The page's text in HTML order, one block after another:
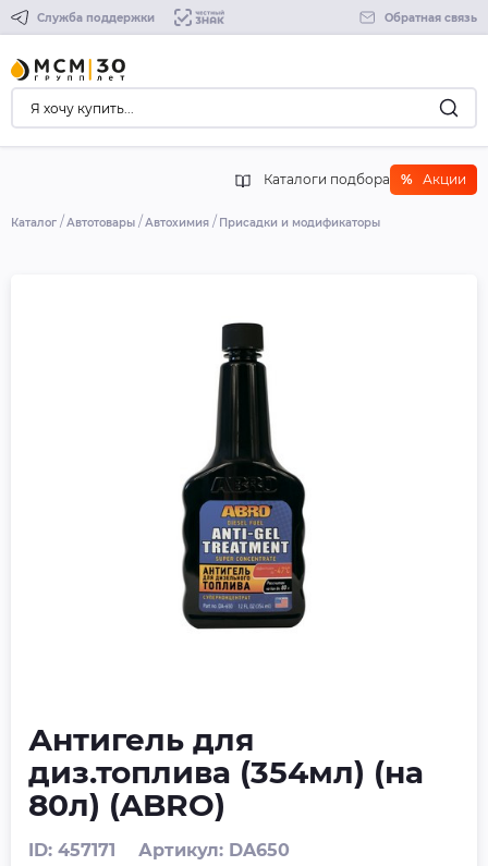
Служба поддержки Обратная связь
Каталоги подбора % Акции
Каталог Автотовары Автохимия Присадки и модификаторы
Антигель для
диз.топлива (354мл) (на
80л) (ABRO)
ID: 457171 Артикул: DA650